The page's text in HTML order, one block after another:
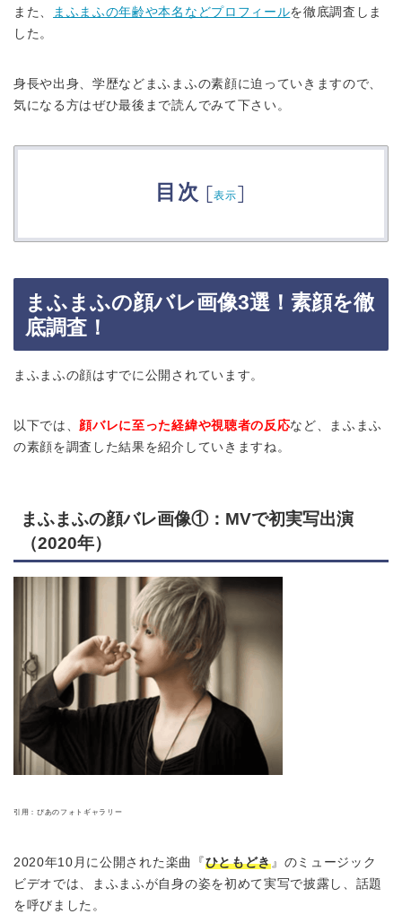
また、 まふまふの年齢や本名などプロフィールを徹底調査しま
した。
身長や出身、学歴などまふまふの素顔に迫っていきますので、
気になる方はぜひ最後まで読んでみて下さい。
目次 [表示]
まふまふの顔バレ画像3選！素顔を徹
底調査！
まふまふの顔はすでに公開されています。
以下では、 顔バレに至った経緯や視聴者の反応など、まふまふ
の素顔を調査した結果を紹介していきますね。
まふまふの顔バレ画像①：MVで初実写出演
（2020年）
引用：ぴあのフォトギャラリー
2020年10月に公開された楽曲『 ひともどき』のミュージック
ビデオでは、まふまふが自身の姿を初めて実写で披露し、話題
を呼びました。